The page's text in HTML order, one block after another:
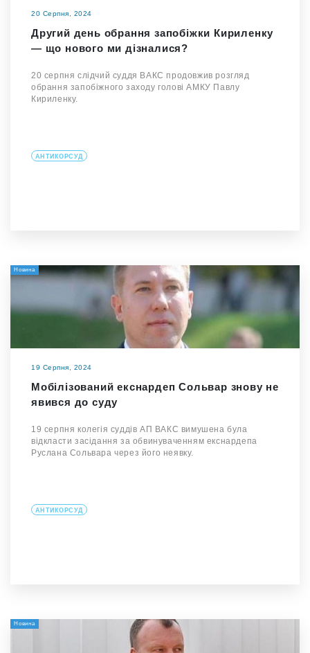
20 Серпня, 2024
Другий день обрання запобіжки Кириленку
— що нового ми дізналися?
20 серпня слідчий суддя ВАКС продовжив розгляд
обрання запобіжного заходу голові АМКУ Павлу
Кириленку.
АНТИКОРСУД
Новина
19 Серпня, 2024
Мобілізований екснардеп Сольвар знову не
явився до суду
19 серпня колегія суддів АП ВАКС вимушена була
відкласти засідання за обвинуваченням екснардепа
Руслана Сольвара через його неявку.
АНТИКОРСУД
Новина